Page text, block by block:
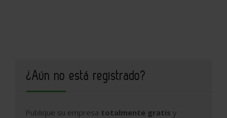
¿Aún no está registrado?
Publique su empresa totalmente gratis y